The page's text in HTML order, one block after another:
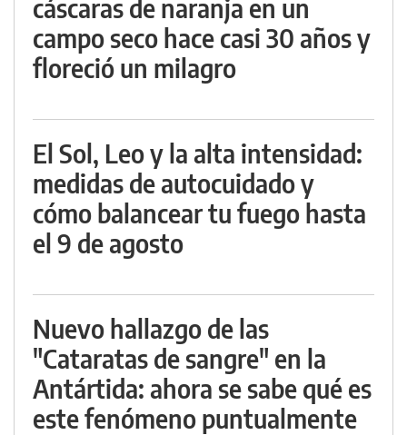
cáscaras de naranja en un
campo seco hace casi 30 años y
floreció un milagro
El Sol, Leo y la alta intensidad:
medidas de autocuidado y
cómo balancear tu fuego hasta
el 9 de agosto
Nuevo hallazgo de las
"Cataratas de sangre" en la
Antártida: ahora se sabe qué es
este fenómeno puntualmente